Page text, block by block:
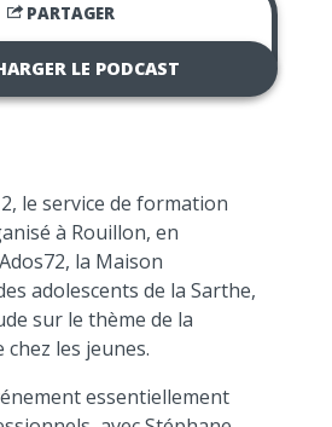
PARTAGER
LE PODCAST
le service de formation
à Rouillon, en
la Maison
adolescents de la Sarthe,
sur le thème de la
les jeunes.
essentiellement